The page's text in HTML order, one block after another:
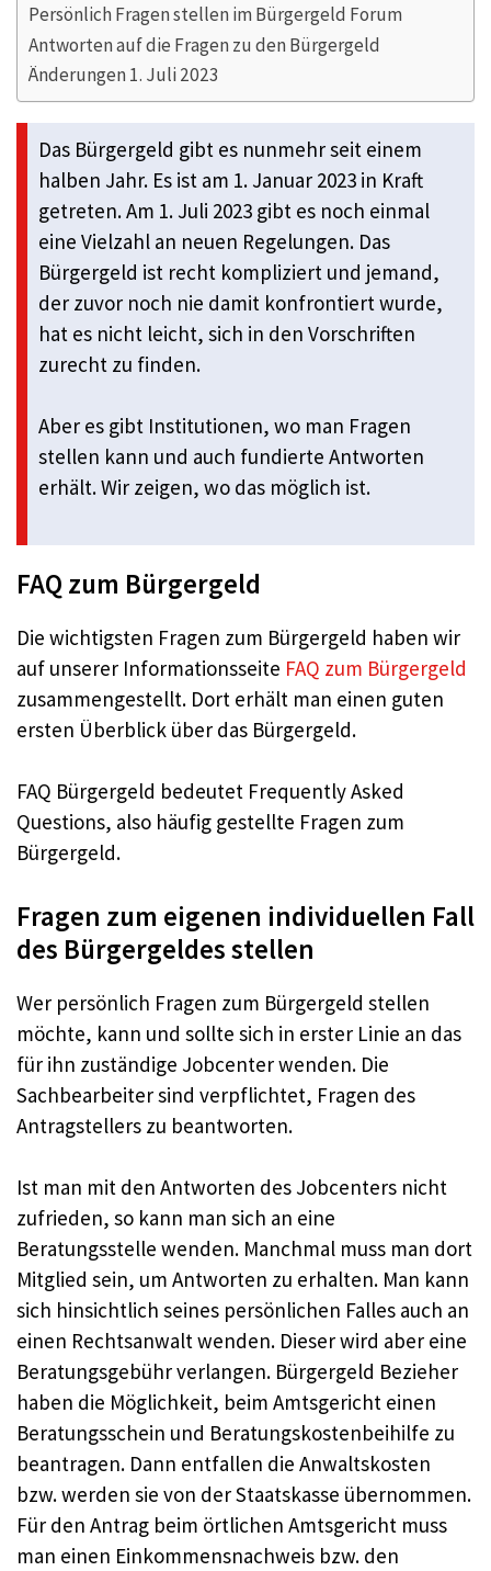
Persönlich Fragen stellen im Bürgergeld Forum
Antworten auf die Fragen zu den Bürgergeld
Änderungen 1. Juli 2023
Das Bürgergeld gibt es nunmehr seit einem
halben Jahr. Es ist am 1. Januar 2023 in Kraft
getreten. Am 1. Juli 2023 gibt es noch einmal
eine Vielzahl an neuen Regelungen. Das
Bürgergeld ist recht kompliziert und jemand,
der zuvor noch nie damit konfrontiert wurde,
hat es nicht leicht, sich in den Vorschriften
zurecht zu finden.
Aber es gibt Institutionen, wo man Fragen
stellen kann und auch fundierte Antworten
erhält. Wir zeigen, wo das möglich ist.
FAQ zum Bürgergeld
Die wichtigsten Fragen zum Bürgergeld haben wir
auf unserer Informationsseite FAQ zum Bürgergeld
zusammengestellt. Dort erhält man einen guten
ersten Überblick über das Bürgergeld.
FAQ Bürgergeld bedeutet Frequently Asked
Questions, also häufig gestellte Fragen zum
Bürgergeld.
Fragen zum eigenen individuellen Fall
des Bürgergeldes stellen
Wer persönlich Fragen zum Bürgergeld stellen
möchte, kann und sollte sich in erster Linie an das
für ihn zuständige Jobcenter wenden. Die
Sachbearbeiter sind verpflichtet, Fragen des
Antragstellers zu beantworten.
Ist man mit den Antworten des Jobcenters nicht
zufrieden, so kann man sich an eine
Beratungsstelle wenden. Manchmal muss man dort
Mitglied sein, um Antworten zu erhalten. Man kann
sich hinsichtlich seines persönlichen Falles auch an
einen Rechtsanwalt wenden. Dieser wird aber eine
Beratungsgebühr verlangen. Bürgergeld Bezieher
haben die Möglichkeit, beim Amtsgericht einen
Beratungsschein und Beratungskostenbeihilfe zu
beantragen. Dann entfallen die Anwaltskosten
bzw. werden sie von der Staatskasse übernommen.
Für den Antrag beim örtlichen Amtsgericht muss
man einen Einkommensnachweis bzw. den